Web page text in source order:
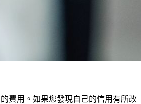
費用。如果您發現自己的信用有所改